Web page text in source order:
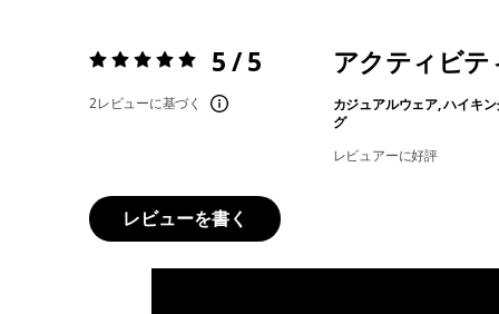
評価:5 / 5 5 / 5
2レビューに基づく
アクティビテ
カジュアルウェア, ハイキ
グ
レビュアーに好評
レビューを書く